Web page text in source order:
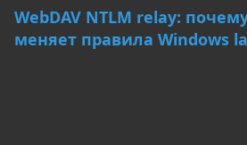
WebDAV NTLM relay:
меняет правила Windows